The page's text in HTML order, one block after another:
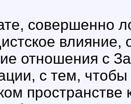
совершенно
отношения с
с тем,
пространстве